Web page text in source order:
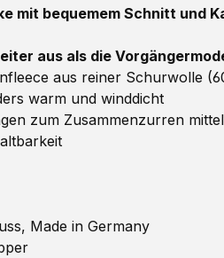
mit bequemem Schnitt und
aus als die
aus reiner Schurwolle
warm und winddicht
zum Zusammenzurren
Made in Germany